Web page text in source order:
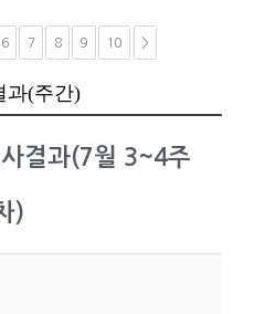
6 7 8 9 10 >
과(주간)
결과(7월 3~4주
)